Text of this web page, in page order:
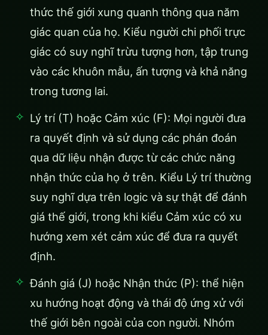
thức thế giới xung quanh thông qua năm
giác quan của họ. Kiểu người chi phối trực
giác có suy nghĩ trừu tượng hơn, tập trung
vào các khuôn mẫu, ấn tượng và khả năng
trong tương lai.
Lý trí (T) hoặc Cảm xúc (F): Mọi người đưa
ra quyết định và sử dụng các phán đoán
qua dữ liệu nhận được từ các chức năng
nhận thức của họ ở trên. Kiểu Lý trí thường
suy nghĩ dựa trên logic và sự thật để đánh
giá thế giới, trong khi kiểu Cảm xúc có xu
hướng xem xét cảm xúc để đưa ra quyết
định.
Đánh giá (J) hoặc Nhận thức (P): thể hiện
xu hướng hoạt động và thái độ ứng xử với
thế giới bên ngoài của con người. Nhóm